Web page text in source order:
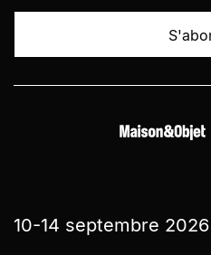
10-14 septembre 2026